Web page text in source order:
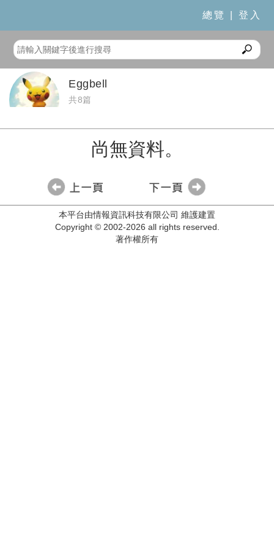
總覽 登入
Eggbell
共8篇
尚無資料。
本平台由情報資訊科技有限公司 維護建置
Copyright © 2002-2026 all rights reserved.
著作權所有